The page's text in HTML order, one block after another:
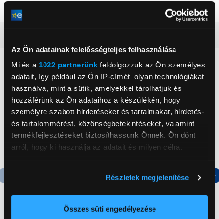
Az Ön adatainak felelősségteljes felhasználása
Mi és a 1022 partnerünk feldolgozzuk az Ön személyes
adatait, így például az Ön IP-címét, olyan technológiákat
használva, mint a sütik, amelyekkel tárolhatjuk és
hozzáférünk az Ön adataihoz a készülékén, hogy
személyre szabott hirdetéseket és tartalmakat, hirdetés-
és tartalommérést, közönségbetekintéseket, valamint
termékfejlesztéseket biztosíthassunk Önnek. Ön dönt
arról, hogy ki használja az adatait és milyen célra.
elhelyezkedéséről pár méteres pontossággal
Az Ön készülékén beazonosítása annak konkrét
Részletek megjelenítése
Összes süti engedélyezése
Neked ajánljuk